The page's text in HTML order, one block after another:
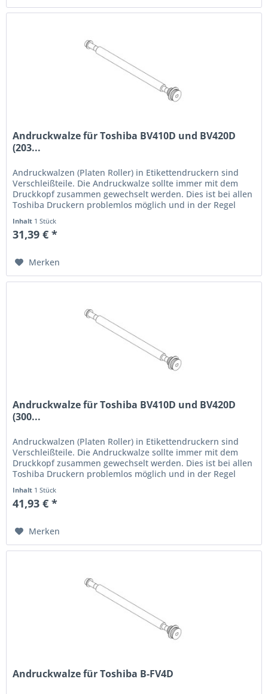
Andruckwalze für Toshiba BV410D und BV420D
(203...
Andruckwalzen (Platen Roller) in Etikettendruckern sind
Verschleißteile. Die Andruckwalze sollte immer mit dem
Druckkopf zusammen gewechselt werden. Dies ist bei allen
Toshiba Druckern problemlos möglich und in der Regel
Inhalt 1 Stück
31,39 € *
Merken
Andruckwalze für Toshiba BV410D und BV420D
(300...
Andruckwalzen (Platen Roller) in Etikettendruckern sind
Verschleißteile. Die Andruckwalze sollte immer mit dem
Druckkopf zusammen gewechselt werden. Dies ist bei allen
Toshiba Druckern problemlos möglich und in der Regel
Inhalt 1 Stück
41,93 € *
Merken
Andruckwalze für Toshiba B-FV4D